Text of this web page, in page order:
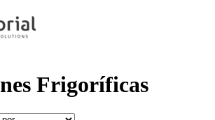
Frigoríficas